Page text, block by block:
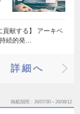
貢献する】 アーキベ
続的発…
詳細へ
掲載期間 26/07/30～26/08/12